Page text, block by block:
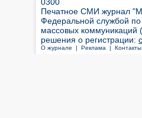
Печатное СМИ журнал
Федеральной службой
массовых коммуникаций
решения о регистрации:
О журнале | Реклама | Контакты